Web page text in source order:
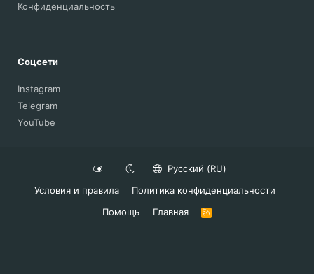
Конфиденциальность
Соцсети
Instagram
Telegram
YouTube
Русский (RU)
Условия и правила
Политика конфиденциальности
Помощь
Главная
R